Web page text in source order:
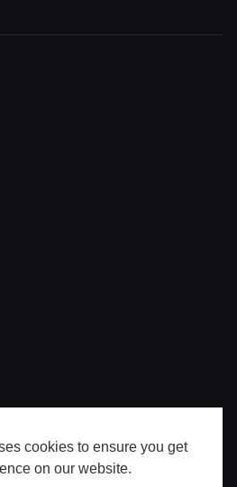
cookies to ensure you get
on our website.